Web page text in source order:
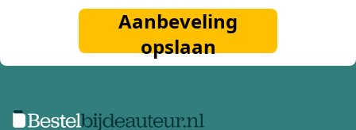
Aanbeveling
opslaan